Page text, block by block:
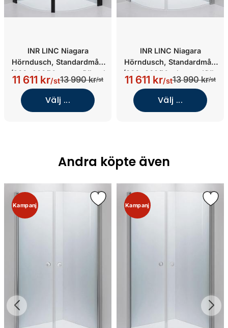
INR LINC Niagara
Hörndusch, Standardmått
(900x900/Mattsvart/Klargl
as med Timeless)
11 611 kr/st13 990 kr/st
Välj ...
INR LINC Niagara
Hörndusch, Standardmått
(800x800/Mattborstad/Kla
rglas med Timeless)
11 611 kr/st13 990 kr/st
Välj ...
Andra köpte även
Kampanj Kampanj